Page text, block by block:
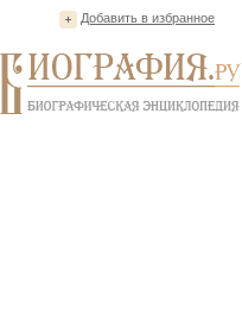
Добавить в избранное